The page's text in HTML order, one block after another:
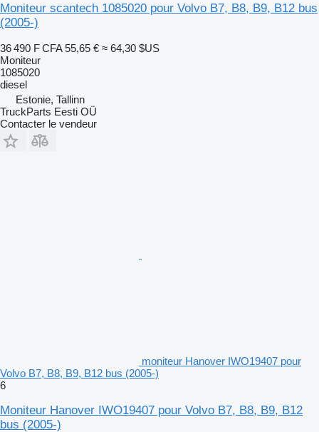
Moniteur scantech 1085020 pour Volvo B7, B8, B9, B12 bus
(2005-)
36 490 F CFA 55,65 € ≈ 64,30 $US
Moniteur
1085020
diesel
Estonie, Tallinn
TruckParts Eesti OÜ
Contacter le vendeur
moniteur Hanover IWO19407 pour
Volvo B7, B8, B9, B12 bus (2005-)
6
Moniteur Hanover IWO19407 pour Volvo B7, B8, B9, B12
bus (2005-)